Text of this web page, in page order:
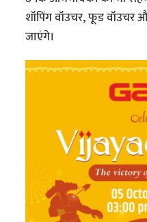
शॉपिंग वॉउचर, फूड वॉउचर
जाएंगे।